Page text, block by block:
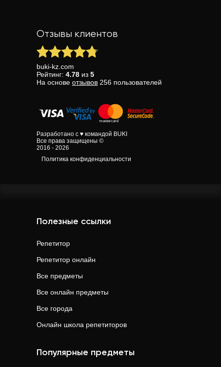
Отзывы клиентов
buki-kz.com
Рейтинг: 4.78 из 5
На основе отзывов 256 пользователей
Разработано с ♥ командой BUKI
Все права защищены ©
2016 - 2026
Политика конфиденциальности
Полезные ссылки
Репетитор
Репетитор онлайн
Все предметы
Все онлайн предметы
Все города
Онлайн школа репетиторов
Популярные предметы